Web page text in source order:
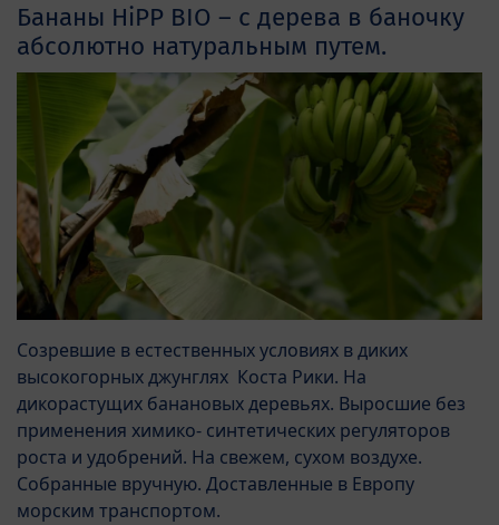
Бананы HiPP BIO – с дерева в баночку
абсолютно натуральным путем.
Созревшие в естественных условиях в диких
высокогорных джунглях Коста Рики. На
дикорастущих банановых деревьях. Выросшие без
применения химико- синтетических регуляторов
роста и удобрений. На свежем, сухом воздухе.
Собранные вручную. Доставленные в Европу
морским транспортом.